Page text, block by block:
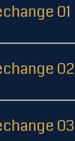
01
02
03